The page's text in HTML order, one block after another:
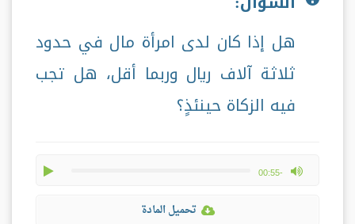
هل إذا كان لدى امرأة مال في حدود
ثلاثة آلاف ريال وربما أقل، هل تجب
فيه الزكاة حينئذٍ؟
-00:55
max volume
تحميل المادة